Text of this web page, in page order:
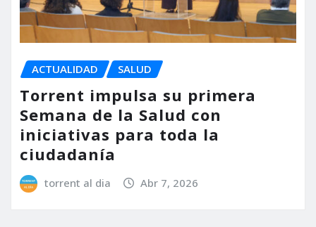
ACTUALIDAD SALUD
Torrent impulsa su primera
Semana de la Salud con
iniciativas para toda la
ciudadanía
torrent al dia Abr 7, 2026